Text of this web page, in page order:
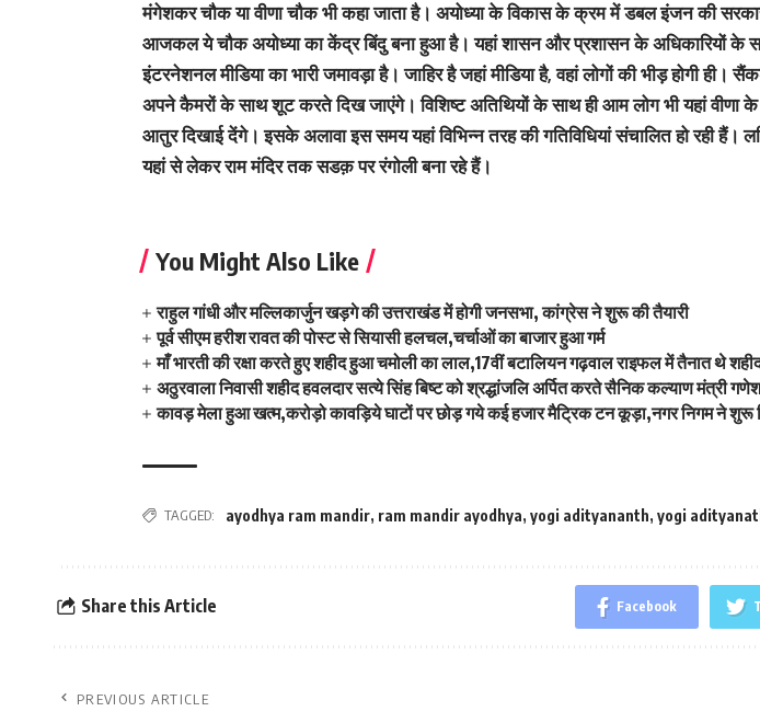
मंगेशकर चौक या वीणा चौक भी कहा जाता है। अयोध्या के विकास के क्रम में डबल इंजन की
आजकल ये चौक अयोध्या का केंद्र बिंदु बना हुआ है। यहां शासन और प्रशासन के अधिकारियों
इंटरनेशनल मीडिया का भारी जमावड़ा है। जाहिर है जहां मीडिया है, वहां लोगों की भीड़ होगी ही।
अपने कैमरों के साथ शूट करते दिख जाएंगे। विशिष्ट अतिथियों के साथ ही आम लोग भी यहां वीणा
आतुर दिखाई देंगे। इसके अलावा इस समय यहां विभिन्न तरह की गतिविधियां संचालित हो रही हैं।
यहां से लेकर राम मंदिर तक सडक़ पर रंगोली बना रहे हैं।
You Might Also Like
राहुल गांधी और मल्लिकार्जुन खड़गे की उत्तराखंड में होगी जनसभा, कांग्रेस ने शुरू की तैयारी
पूर्व सीएम हरीश रावत की पोस्ट से सियासी हलचल,चर्चाओं का बाजार हुआ गर्म
माँ भारती की रक्षा करते हुए शहीद हुआ चमोली का लाल,17वीं बटालियन गढ़वाल राइफल में तैनात थे
अठुरवाला निवासी शहीद हवलदार सत्ये सिंह बिष्ट को श्रद्धांजलि अर्पित करते सैनिक कल्याण मंत्री
कावड़ मेला हुआ खत्म,करोड़ो कावड़िये घाटों पर छोड़ गये कई हजार मैट्रिक टन कूड़ा,नगर निगम ने शुरू
TAGGED: ayodhya ram mandir, ram mandir ayodhya, yogi adityananth, yogi
Share this Article Facebook
PREVIOUS ARTICLE